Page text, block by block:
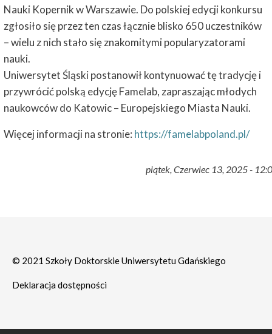
Nauki Kopernik w Warszawie. Do polskiej edycji konkursu
zgłosiło się przez ten czas łącznie blisko 650 uczestników
– wielu z nich stało się znakomitymi popularyzatorami
nauki.
Uniwersytet Śląski postanowił kontynuować tę tradycję i
przywrócić polską edycję Famelab, zapraszając młodych
naukowców do Katowic – Europejskiego Miasta Nauki.
Więcej informacji na stronie: https://famelabpoland.pl/
piątek, Czerwiec 13, 2025 -
© 2021 Szkoły Doktorskie Uniwersytetu Gdańskiego
Deklaracja dostępności